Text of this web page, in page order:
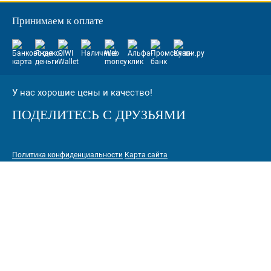
Принимаем к оплате
У нас хорошие цены и качество!
ПОДЕЛИТЕСЬ С ДРУЗЬЯМИ
Политика конфиденциальности Карта сайта